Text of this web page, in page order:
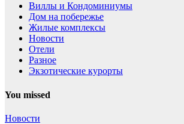
Виллы и Кондоминиумы
Дом на побережье
Жилые комплексы
Новости
Отели
Разное
Экзотические курорты
You missed
Новости